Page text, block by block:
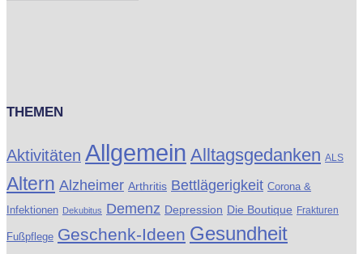
THEMEN
Aktivitäten Allgemein Alltagsgedanken ALS
Altern Alzheimer Arthritis Bettlägerigkeit Corona &
Infektionen Dekubitus Demenz Depression Die Boutique Frakturen
Fußpflege Geschenk-Ideen Gesundheit